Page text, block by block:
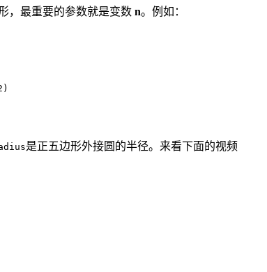
，最重要的参数就是变数 n。例如：
是正五边形外接圆的半径。来看下面的视频